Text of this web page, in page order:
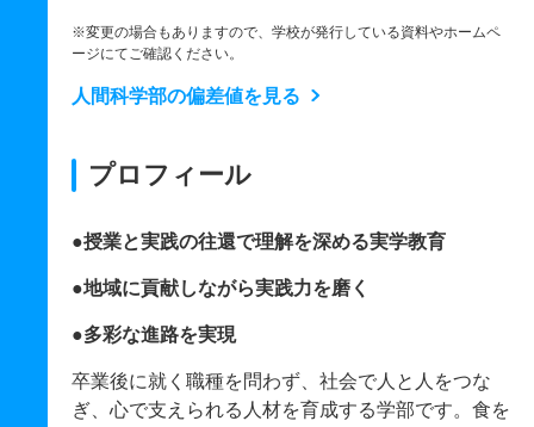
※変更の場合もありますので、学校が発行している資料やホームペ
ージにてご確認ください。
人間科学部の偏差値を見る
プロフィール
●授業と実践の往還で理解を深める実学教育
●地域に貢献しながら実践力を磨く
●多彩な進路を実現
卒業後に就く職種を問わず、社会で人と人をつな
ぎ、心で支えられる人材を育成する学部です。食を